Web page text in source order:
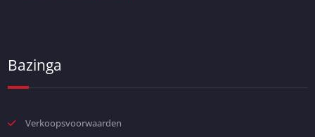
Bazinga
Verkoopsvoorwaarden